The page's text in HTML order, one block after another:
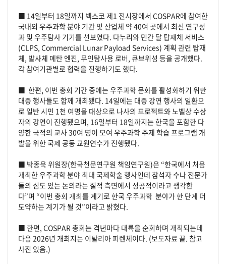
■ 14일부터 18일까지 벡스코 제1 전시장에서 COSPAR에 참여한
국내외 우주과학 분야 기관 및 산업체 약 40여 곳에서 최신 연구성
과 및 우주탐사 기기를 선보였다. 다누리와 민간 달 탑재체 서비스
(CLPS, Commercial Lunar Payload Services) 계획 관련 탑재
체, 발사체 메탄 엔진, 무인탐사용 로버, 큐브위성 등을 공개했다.
각 참여기관별로 협력을 진행하기도 했다.
■ 한편, 이번 총회 기간 중에는 우주과학 문화를 활성화하기 위한
대중 행사들도 함께 개최됐다. 14일에는 대중 강연 행사의 일환으
로 일반 시민 1천 여명을 대상으로 나사의 프로젝트와 노벨상 수상
자의 강연이 진행됐으며, 16일부터 18일까지는 한국을 포함한 다
양한 국적의 교사 30여 명이 모여 우주과학 주제 학습 프로그램 개
발을 위한 국제 공동 교원연수가 진행됐다.
■ 박종욱 위원장(한국천문연구원 책임연구원)은 “한국에서 처음
개최한 우주과학 분야 최대 국제학술 행사인데 참석자 수나 전문가
들의 심도 있는 논의라는 질적 측면에서 성공적이라고 생각한
다”며 “이번 총회 개최를 계기로 한국 우주과학 분야가 한 단계 더
도약하는 계기가 될 것”이라고 밝혔다.
■ 한편, COSPAR 총회는 격년마다 대륙을 순회하며 개최되는데
다음 2026년 개최지는 이탈리아 피렌체이다. (보도자료 끝. 참고
사진 있음.)